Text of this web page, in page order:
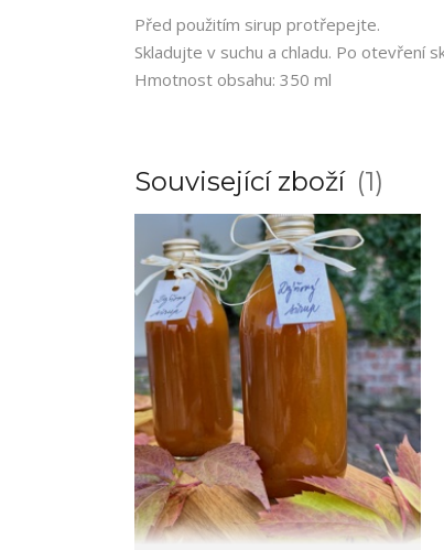
Před použitím sirup protřepejte.
Skladujte v suchu a chladu. Po otevření
Hmotnost obsahu: 350 ml
Související zboží 1